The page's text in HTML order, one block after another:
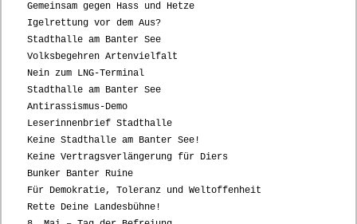
Gemeinsam gegen Hass und Hetze
Igelrettung vor dem Aus?
Stadthalle am Banter See
Volksbegehren Artenvielfalt
Nein zum LNG-Terminal
Stadthalle am Banter See
Antirassismus-Demo
Leserinnenbrief Stadthalle
Keine Stadthalle am Banter See!
Keine Vertragsverlängerung für Diers
Bunker Banter Ruine
Für Demokratie, Toleranz und Weltoffenheit
Rette Deine Landesbühne!